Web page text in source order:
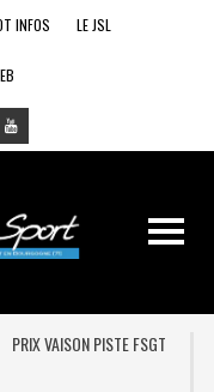
INFOS LE JSL
PRIX VAISON PISTE FSGT